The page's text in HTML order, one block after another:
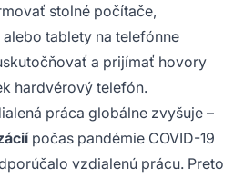
stolné počítače,
tablety na telefónne
a prijímať hovory
hardvérový telefón.
práca globálne zvyšuje –
počas pandémie COVID-19
vzdialenú prácu. Preto